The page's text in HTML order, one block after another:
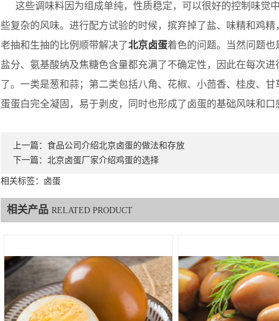
这些调味料因为组成单纯，性质稳定，可以很好的控制味觉
些复杂的风味。进行配方试验的时候，摈弃掉了盐、味精和鸡
老抽和生抽的比例顺带解决了北京卤蛋着色的问题。当然问题
盐分、氨基酸纳及焦糖色含量都充满了不确定性，因此在每次
了。一类是葱和蒜；第二类包括八角、花椒、小茴香、桂皮、
蛋蛋白完全凝固，易于剥皮，同时也形成了卤蛋的基础风味和口
上一篇： 食品公司介绍北京卤蛋的做法和存放
下一篇： 北京卤蛋厂家介绍鸡蛋的选择
相关标签：卤蛋
相关产品 RELATED PRODUCT